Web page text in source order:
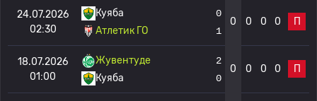
24.07.2026
02:30
Куяба
Атлетик ГО
0
1
0 0 0 0 П
18.07.2026
01:00
Жувентуде
Куяба
2
0
0 0 0 0 П